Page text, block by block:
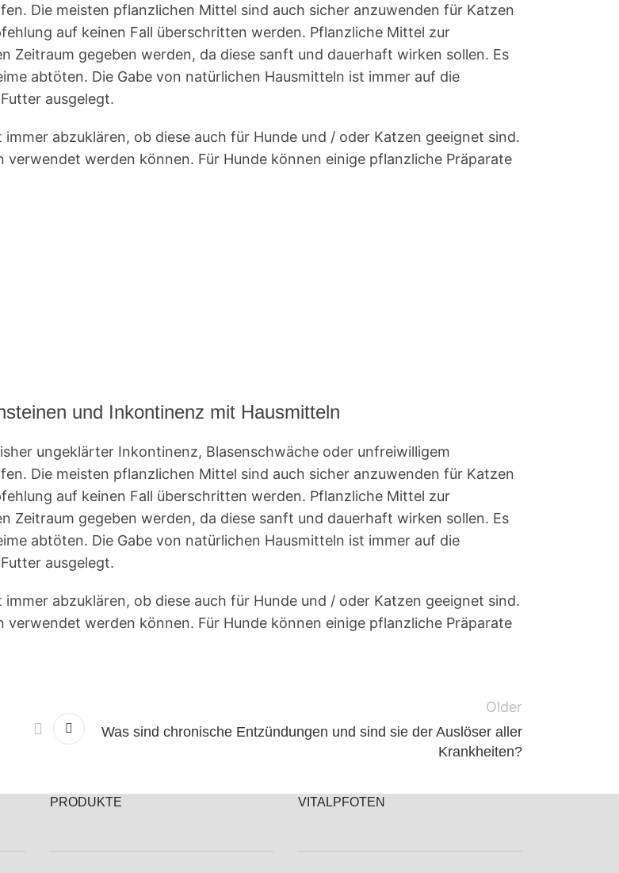
Die meisten pflanzlichen Mittel sind auch sicher anzuwenden für Katzen
auf keinen Fall überschritten werden. Pflanzliche Mittel zur
Zeitraum gegeben werden, da diese sanft und dauerhaft wirken sollen. Es
abtöten. Die Gabe von natürlichen Hausmitteln ist immer auf die
ausgelegt.
abzuklären, ob diese auch für Hunde und / oder Katzen geeignet sind.
verwendet werden können. Für Hunde können einige pflanzliche Präparate
und Inkontinenz mit Hausmitteln
ungeklärter Inkontinenz, Blasenschwäche oder unfreiwilligem
Die meisten pflanzlichen Mittel sind auch sicher anzuwenden für Katzen
auf keinen Fall überschritten werden. Pflanzliche Mittel zur
Zeitraum gegeben werden, da diese sanft und dauerhaft wirken sollen. Es
abtöten. Die Gabe von natürlichen Hausmitteln ist immer auf die
ausgelegt.
abzuklären, ob diese auch für Hunde und / oder Katzen geeignet sind.
verwendet werden können. Für Hunde können einige pflanzliche Präparate
Older
Was sind chronische Entzündungen und sind sie der Auslöser aller
Krankheiten?
PRODUKTE VITALPFOTEN